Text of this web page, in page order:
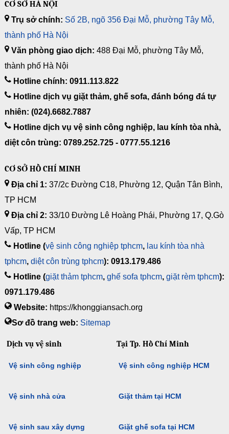
CƠ SỞ HÀ NỘI
Trụ sở chính: Số 2B, ngõ 356 Đại Mỗ, phường Tây Mỗ,
thành phố Hà Nội
Văn phòng giao dịch: 488 Đại Mỗ, phường Tây Mỗ,
thành phố Hà Nội
Hotline chính: 0911.113.822
Hotline dịch vụ giặt thảm, ghế sofa, đánh bóng đá tự
nhiên: (024).6682.7887
Hotline dịch vụ vệ sinh công nghiệp, lau kính tòa nhà,
diệt côn trùng: 0789.252.725 - 0777.55.1216
CƠ SỞ HỒ CHÍ MINH
Địa chỉ 1: 37/2c Đường C18, Phường 12, Quận Tân Bình,
TP HCM
Địa chỉ 2: 33/10 Đường Lê Hoàng Phái, Phường 17, Q.Gò
Vấp, TP HCM
Hotline (vệ sinh công nghiệp tphcm, lau kính tòa nhà
tphcm, diệt côn trùng tphcm): 0913.179.486
Hotline (giặt thảm tphcm, ghế sofa tphcm, giặt rèm tphcm):
0971.179.486
Website: https://khonggiansach.org
Sơ đồ trang web: Sitemap
Dịch vụ vệ sinh
Vệ sinh công nghiệp
Vệ sinh nhà cửa
Vệ sinh sau xây dựng
Tại Tp. Hồ Chí Minh
Vệ sinh công nghiệp HCM
Giặt thảm tại HCM
Giặt ghế sofa tại HCM